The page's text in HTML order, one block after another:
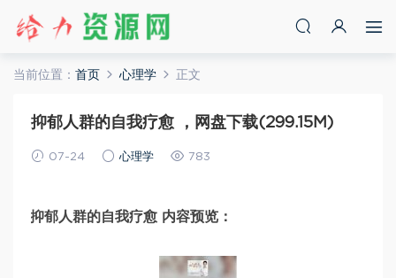
当前位置： 首页 心理学 正文
抑郁人群的自我疗愈 ，网盘下载(299.15M)
07-24 心理学 783
抑郁人群的自我疗愈 内容预览：